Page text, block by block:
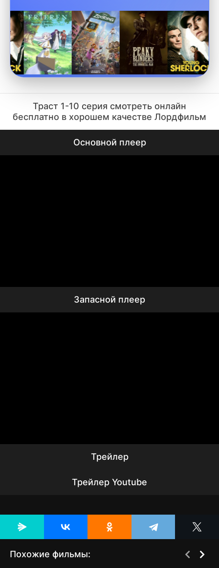
Траст 1-10 серия смотреть онлайн
бесплатно в хорошем качестве Лордфильм
Основной плеер
Запасной плеер
Трейлер
Трейлер Youtube
Похожие фильмы: